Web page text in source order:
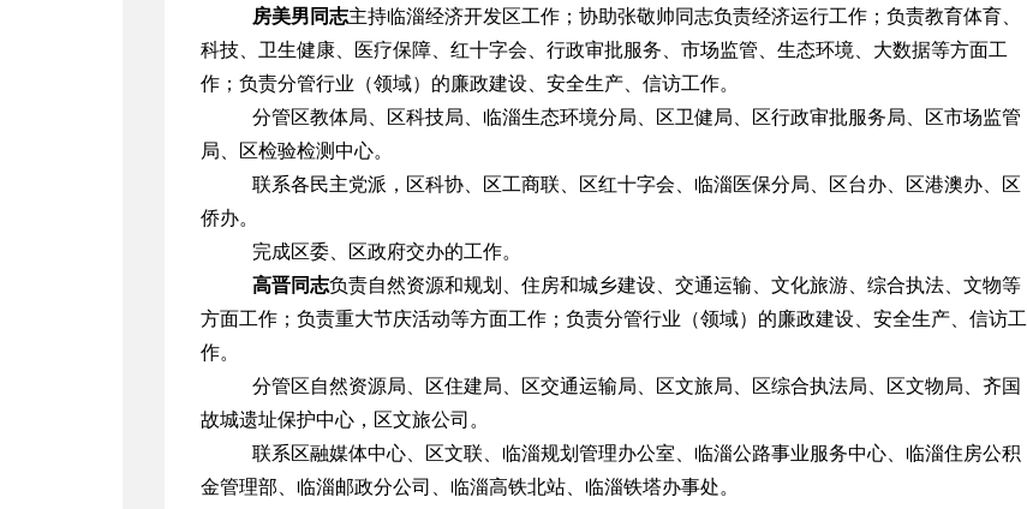
房美男同志主持临淄经济开发区工作；协助张敬帅同志负责经济运行工作；负责教育体育、
科技、卫生健康、医疗保障、红十字会、行政审批服务、市场监管、生态环境、大数据等方面工
作；负责分管行业（领域）的廉政建设、安全生产、信访工作。
分管区教体局、区科技局、临淄生态环境分局、区卫健局、区行政审批服务局、区市场监管
局、区检验检测中心。
联系各民主党派，区科协、区工商联、区红十字会、临淄医保分局、区台办、区港澳办、区
侨办。
完成区委、区政府交办的工作。
高晋同志负责自然资源和规划、住房和城乡建设、交通运输、文化旅游、综合执法、文物等
方面工作；负责重大节庆活动等方面工作；负责分管行业（领域）的廉政建设、安全生产、信访工
作。
分管区自然资源局、区住建局、区交通运输局、区文旅局、区综合执法局、区文物局、齐国
故城遗址保护中心，区文旅公司。
联系区融媒体中心、区文联、临淄规划管理办公室、临淄公路事业服务中心、临淄住房公积
金管理部、临淄邮政分公司、临淄高铁北站、临淄铁塔办事处。